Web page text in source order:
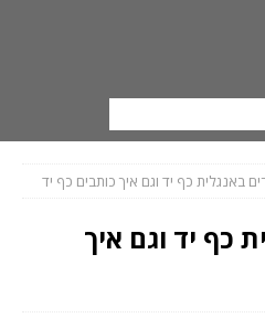
באנגלית כף יד וגם איך כותבים כף יד
כף יד וגם איך